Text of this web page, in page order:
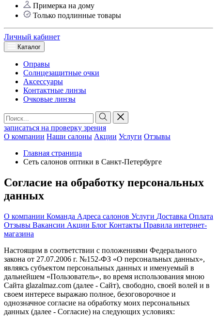
Примерка на дому
Только подлинные товары
Личный кабинет
Каталог
Оправы
Солнцезащитные очки
Аксессуары
Контактные линзы
Очковые линзы
записаться на проверку зрения
О компании Наши салоны Акции Услуги Отзывы
Главная страница
Сеть салонов оптики в Санкт-Петербурге
Согласие на обработку персональных
данных
О компании Команда Адреса салонов Услуги Доставка Оплата
Отзывы Вакансии Акции Блог Контакты Правила интернет-
магазина
Настоящим в соответствии с положениями Федерального
закона от 27.07.2006 г. №152-ФЗ «О персональных данных»,
являясь субъектом персональных данных и именуемый в
дальнейшем «Пользователь», во время использования мною
Сайта glazalmaz.com (далее - Сайт), свободно, своей волей и в
своем интересе выражаю полное, безоговорочное и
однозначное согласие на обработку моих персональных
данных (далее - Согласие) на следующих условиях: